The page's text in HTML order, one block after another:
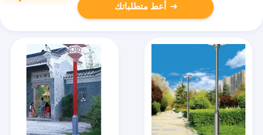
أعط متطلباتك